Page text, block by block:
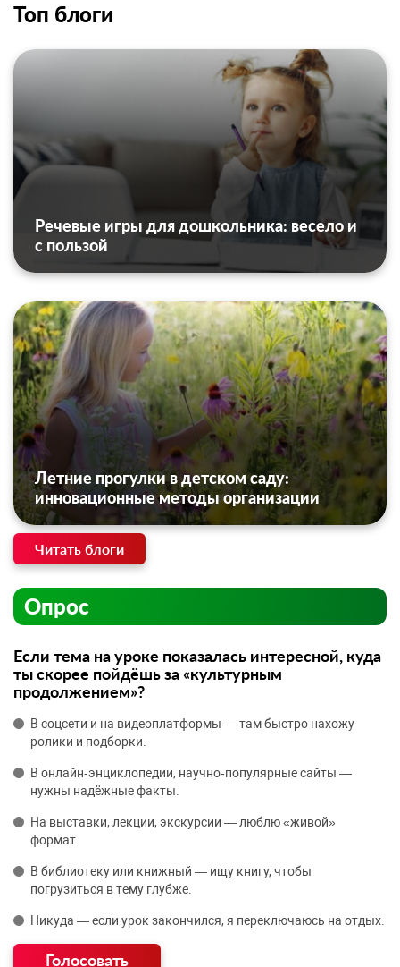
Топ блоги
Речевые игры для дошкольника: весело и
с пользой
Летние прогулки в детском саду:
инновационные методы организации
Читать блоги
Опрос
Если тема на уроке показалась интересной, куда
ты скорее пойдёшь за «культурным
продолжением»?
В соцсети и на видеоплатформы — там быстро нахожу
ролики и подборки.
В онлайн‑энциклопедии, научно‑популярные сайты —
нужны надёжные факты.
На выставки, лекции, экскурсии — люблю «живой»
формат.
В библиотеку или книжный — ищу книгу, чтобы
погрузиться в тему глубже.
Никуда — если урок закончился, я переключаюсь на отдых.